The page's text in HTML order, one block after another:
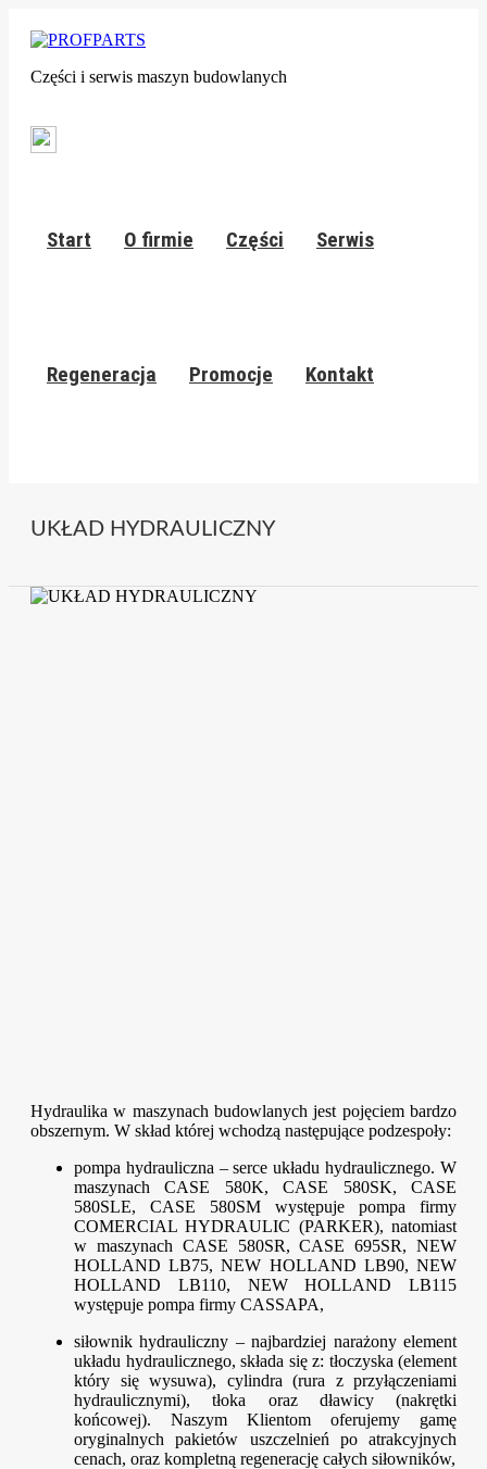
Części i serwis maszyn budowlanych
Start O firmie Części Serwis
Regeneracja Promocje Kontakt
UKŁAD HYDRAULICZNY
Hydraulika w maszynach budowlanych jest pojęciem bardzo
obszernym. W skład której wchodzą następujące podzespoły:
pompa hydrauliczna – serce układu hydraulicznego. W
maszynach CASE 580K, CASE 580SK, CASE
580SLE, CASE 580SM występuje pompa firmy
COMERCIAL HYDRAULIC (PARKER), natomiast
w maszynach CASE 580SR, CASE 695SR, NEW
HOLLAND LB75, NEW HOLLAND LB90, NEW
HOLLAND LB110, NEW HOLLAND LB115
występuje pompa firmy CASSAPA,
siłownik hydrauliczny – najbardziej narażony element
układu hydraulicznego, składa się z: tłoczyska (element
który się wysuwa), cylindra (rura z przyłączeniami
hydraulicznymi), tłoka oraz dławicy (nakrętki
końcowej). Naszym Klientom oferujemy gamę
oryginalnych pakietów uszczelnień po atrakcyjnych
cenach, oraz kompletną regenerację całych siłowników,